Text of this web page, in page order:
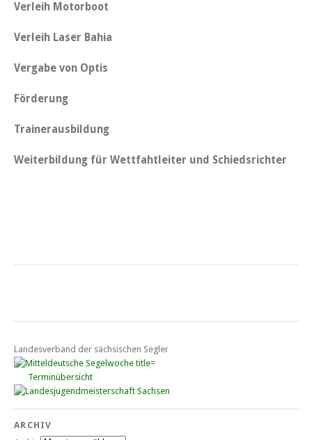
Verleih Motorboot
Verleih Laser Bahia
Vergabe von Optis
Förderung
Trainerausbildung
Weiterbildung für Wettfahtleiter und Schiedsrichter
Landesverband der sächsischen Segler
Terminübersicht
ARCHIV